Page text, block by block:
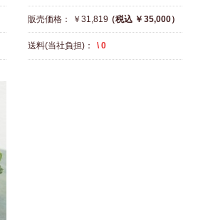
販売価格： ￥31,819（税込 ￥35,000）
送料(当社負担)： \ 0